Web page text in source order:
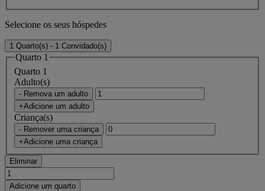
Selecione os seus hóspedes
1 Quarto(s) - 1 Convidado(s)
Quarto 1
Quarto 1
Adulto(s)
- Remova um adulto
+Adicione um adulto
Criança(s)
- Remover uma criança
+Adicione uma criança
Eliminar
Adicione um quarto